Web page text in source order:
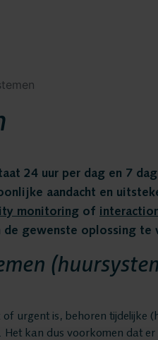
24 uur per dag en 7
aandacht en
monitoring of
gewenste oplossing te
urgent is, behoren tijdelijke
Het kan dus voorkomen dat